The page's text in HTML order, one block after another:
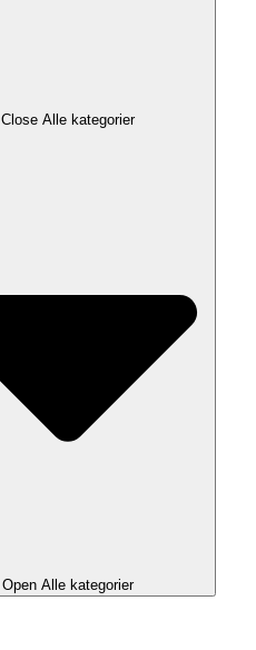
Close Alle kategorier
Open Alle kategorier